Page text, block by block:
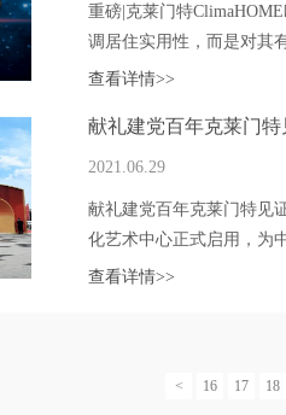
重磅|克莱门特
调居住实用性，而是对其
查看详情>>
献礼建党百年克莱门
2021.06.29
献礼建党百年克莱门特见
化艺术中心正式启用，为
查看详情>>
< 16 17 18